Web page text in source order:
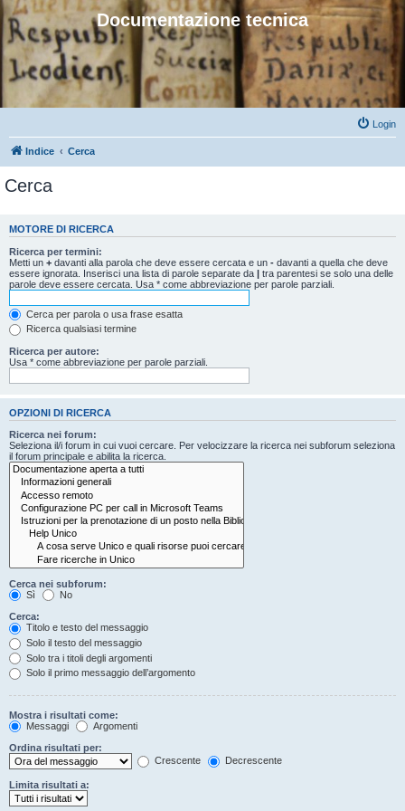
Documentazione tecnica
Login
Indice Cerca
Cerca
MOTORE DI RICERCA
Ricerca per termini:
Metti un + davanti alla parola che deve essere cercata e un - davanti a quella che deve
essere ignorata. Inserisci una lista di parole separate da | tra parentesi se solo una delle
parole deve essere cercata. Usa * come abbreviazione per parole parziali.
Cerca per parola o usa frase esatta
Ricerca qualsiasi termine
Ricerca per autore:
Usa * come abbreviazione per parole parziali.
OPZIONI DI RICERCA
Ricerca nei forum:
Seleziona il/i forum in cui vuoi cercare. Per velocizzare la ricerca nei subforum seleziona
il forum principale e abilita la ricerca.
Cerca nei subforum:
Sì
No
Cerca:
Titolo e testo del messaggio
Solo il testo del messaggio
Solo tra i titoli degli argomenti
Solo il primo messaggio dell’argomento
Mostra i risultati come:
Messaggi
Argomenti
Ordina risultati per:
Crescente
Decrescente
Limita risultati a: